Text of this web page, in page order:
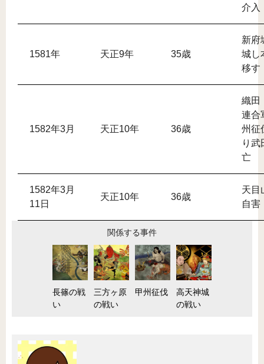
介入
1581年 天正9年 35歳
新府
城し
移す
1582年3月 天正10年 36歳
織田
連合
州征
り武
亡
1582年3月
11日
天正10年 36歳
天目
自害
関係する事件
長篠の戦
い
三方ヶ原
の戦い
甲州征伐
高天神城
の戦い